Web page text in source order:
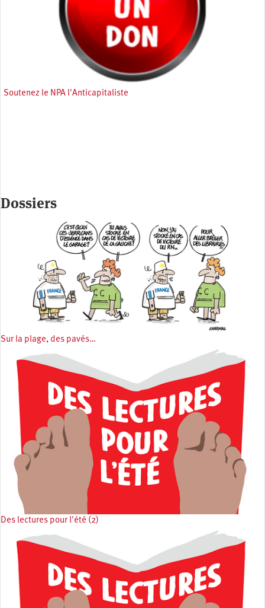
Soutenez le NPA l'Anticapitaliste
Dossiers
Sur la plage, des pavés…
Des lectures pour l'été (2)